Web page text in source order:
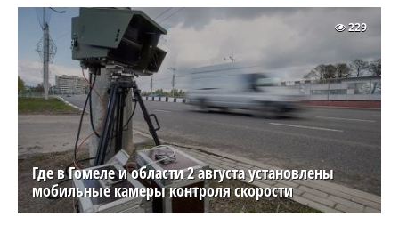
Где в Гомеле и области 2 августа установлены
мобильные камеры контроля скорости
229